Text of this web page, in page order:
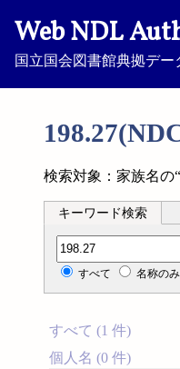
Web NDL
国立国会図書館典拠デ
検索対象：家族名の
キーワード検索
分類記号検索
すべて 名称のみ
すべて (1 件)
個人名 (0 件)